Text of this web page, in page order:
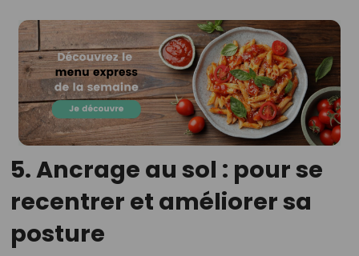
5. Ancrage au sol : pour se
recentrer et améliorer sa
posture